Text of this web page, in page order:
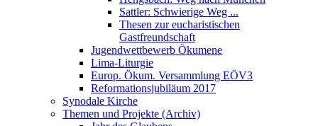
Sattler: Schwierige Weg ...
Thesen zur eucharistischen
Gastfreundschaft
Jugendwettbewerb Ökumene
Lima-Liturgie
Europ. Ökum. Versammlung EÖV3
Reformationsjubiläum 2017
Synodale Kirche
Themen und Projekte (Archiv)